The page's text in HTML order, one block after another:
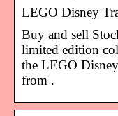
LEGO Disney
Buy and sell
limited edition
the LEGO
from .